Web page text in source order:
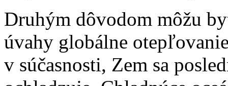
Druhým dôvodom môžu
úvahy globálne
v súčasnosti, Zem sa